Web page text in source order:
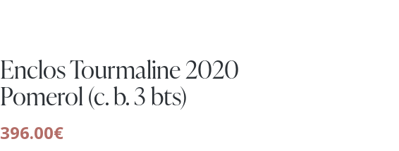
Enclos Tourmaline 2020
Pomerol (c. b. 3 bts)
396.00€